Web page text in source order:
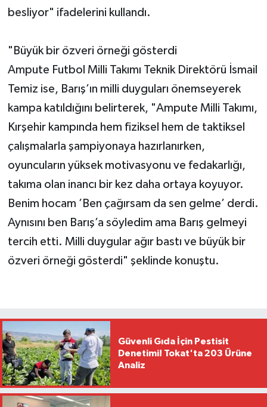
besliyor" ifadelerini kullandı.
"Büyük bir özveri örneği gösterdi
Ampute Futbol Milli Takımı Teknik Direktörü İsmail
Temiz ise, Barış’ın milli duyguları önemseyerek
kampa katıldığını belirterek, "Ampute Milli Takımı,
Kırşehir kampında hem fiziksel hem de taktiksel
çalışmalarla şampiyonaya hazırlanırken,
oyuncuların yüksek motivasyonu ve fedakarlığı,
takıma olan inancı bir kez daha ortaya koyuyor.
Benim hocam ’Ben çağırsam da sen gelme’ derdi.
Aynısını ben Barış’a söyledim ama Barış gelmeyi
tercih etti. Milli duygular ağır bastı ve büyük bir
özveri örneği gösterdi" şeklinde konuştu.
Güvenli Gıda İçin Pestisit
Denetimi! Tokat'ta 203 Ürüne
Analiz